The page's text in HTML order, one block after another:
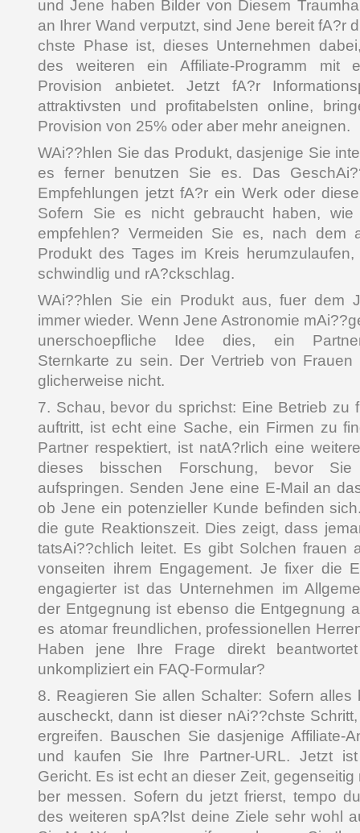
und Jene haben Bilder von Diesem
an Ihrer Wand verputzt, sind Jene bereit fA?r
chste Phase ist, dieses Unternehmen
des weiteren ein Affiliate-Programm mit
Provision anbietet. Jetzt fA?r
attraktivsten und profitabelsten online,
Provision von 25% oder aber mehr aneignen.
WAi??hlen Sie das Produkt, dasjenige Sie
es ferner benutzen Sie es. Das
Empfehlungen jetzt fA?r ein Werk oder
Sofern Sie es nicht gebraucht haben,
empfehlen? Vermeiden Sie es, nach dem
Produkt des Tages im Kreis
schwindlig und rA?ckschlag.
WAi??hlen Sie ein Produkt aus, fuer dem
immer wieder. Wenn Jene Astronomie
unerschoepfliche Idee dies, ein
Sternkarte zu sein. Der Vertrieb von Frauen
glicherweise nicht.
7. Schau, bevor du sprichst: Eine Betrieb zu
auftritt, ist echt eine Sache, ein Firmen zu
Partner respektiert, ist natA?rlich eine
dieses bisschen Forschung, bevor
aufspringen. Senden Jene eine E-Mail an
ob Jene ein potenzieller Kunde befinden
die gute Reaktionszeit. Dies zeigt, dass
tatsAi??chlich leitet. Es gibt Solchen frauen
vonseiten ihrem Engagement. Je fixer die
engagierter ist das Unternehmen im
der Entgegnung ist ebenso die Entgegnung
es atomar freundlichen, professionellen
Haben jene Ihre Frage direkt
unkompliziert ein FAQ-Formular?
8. Reagieren Sie allen Schalter: Sofern
auscheckt, dann ist dieser nAi??chste
ergreifen. Bauschen Sie dasjenige Affiliate-
und kaufen Sie Ihre Partner-URL. Jetzt
Gericht. Es ist echt an dieser Zeit,
ber messen. Sofern du jetzt frierst, tempo
des weiteren spA?lst deine Ziele sehr wohl